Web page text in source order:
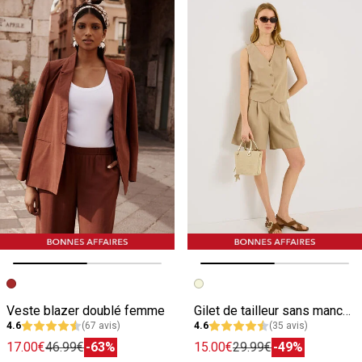
Image précédente
Image suivante
Veste blazer doublé femme
4.6 (67 avis)
17.00€46.99€-63%
Image précédente
Image suivante
Gilet de tailleur sans manches femme
4.6 (35 avis)
15.00€29.99€-49%